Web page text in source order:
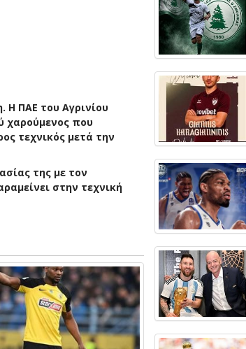
Η ΠΑΕ του Αγρινίου
χαρούμενος που
τεχνικός μετά την
της με τον
στην τεχνική